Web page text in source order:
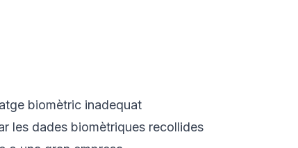
biomètric inadequat
les dades biomètriques recollides